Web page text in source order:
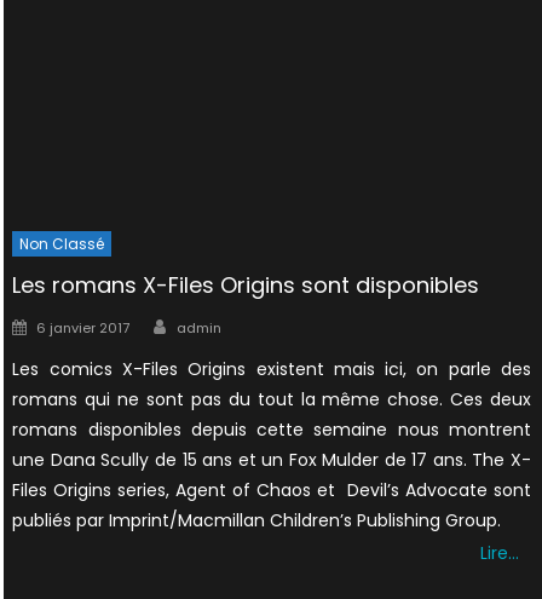
Non Classé
Les romans X-Files Origins sont disponibles
Posted
6 janvier 2017 Author
admin
Les comics X-Files Origins existent mais ici, on parle des
romans qui ne sont pas du tout la même chose. Ces deux
romans disponibles depuis cette semaine nous montrent
une Dana Scully de 15 ans et un Fox Mulder de 17 ans. The X-
Files Origins series, Agent of Chaos et Devil’s Advocate sont
publiés par Imprint/Macmillan Children’s Publishing Group.
Lire…